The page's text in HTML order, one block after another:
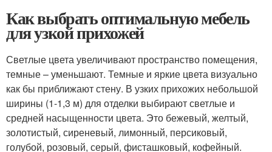
Как выбрать оптимальную мебель
для узкой прихожей
Светлые цвета увеличивают пространство помещения,
темные – уменьшают. Темные и яркие цвета визуально
как бы приближают стену. В узких прихожих небольшой
ширины (1-1,3 м) для отделки выбирают светлые и
средней насыщенности цвета. Это бежевый, желтый,
золотистый, сиреневый, лимонный, персиковый,
голубой, розовый, серый, фисташковый, кофейный.